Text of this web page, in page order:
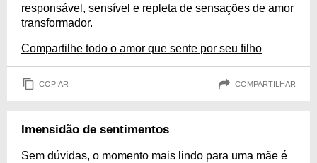
responsável, sensível e repleta de sensações de amor
transformador.
Compartilhe todo o amor que sente por seu filho
COPIAR COMPARTILHAR
Imensidão de sentimentos
Sem dúvidas, o momento mais lindo para uma mãe é